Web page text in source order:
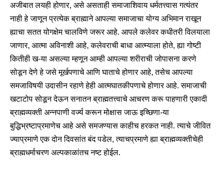
अजीबात लयही होणार, असे असताही समाजाशिवाय धर्मतत्त्वास गत्यंतर
नाही हे जाणून प्रत्येक ब्राह्माने आपल्या समाजाचा योग्य अभिमान राखून
ह्याचा सतत योगक्षेम चालविणे जरूर आहे. आपले कलेवर कधीतरी विलयाला
जाणार, आत्मा अविनाशी आहे, कलेवराची बाधा आत्म्याला होते, ह्या गोष्टी
कितीही ख-या असल्या म्हणून आम्ही आपल्या शरीराची जोपासना करणे
सोडून देणे हे जसे मूर्खपणाचे आणि घाताचे होणार आहे, तसेच आपल्या
समजाविषयी उदासीन रहाणे हेही आत्मघातकीपणाचे होणार आहे. समाजाची
खटाटोप सोडून देऊन सनातन ब्राह्मतत्त्वाचे आचरण करू पाहणारी एकादी
ब्राह्मव्यक्ती अन्नपाणी वर्ज्य करून मोक्षास जाऊ इच्छिणा-या
बुद्धिभ्रष्टाप्रमाणेच आहे असे समजण्यास काहीच हरकत नाही. त्याचे जीवित
ज्याप्रमाणे एक दोन दिवसांत बंद पडेल, त्याचप्रमाणे ह्या ब्राह्मव्यक्तीचेही
ब्राह्मधर्माचरण अल्पकाळांतच नष्ट होईल.